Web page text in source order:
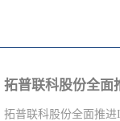
安全防控终端、车载
域。ISO9001认证咨询
内审员培训 |
ISO14001:2015、
务。5大工具培训
业生产加工的合资经营
拓普联科股份全面推进